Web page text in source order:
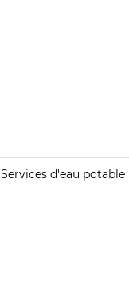
Services d'eau potable